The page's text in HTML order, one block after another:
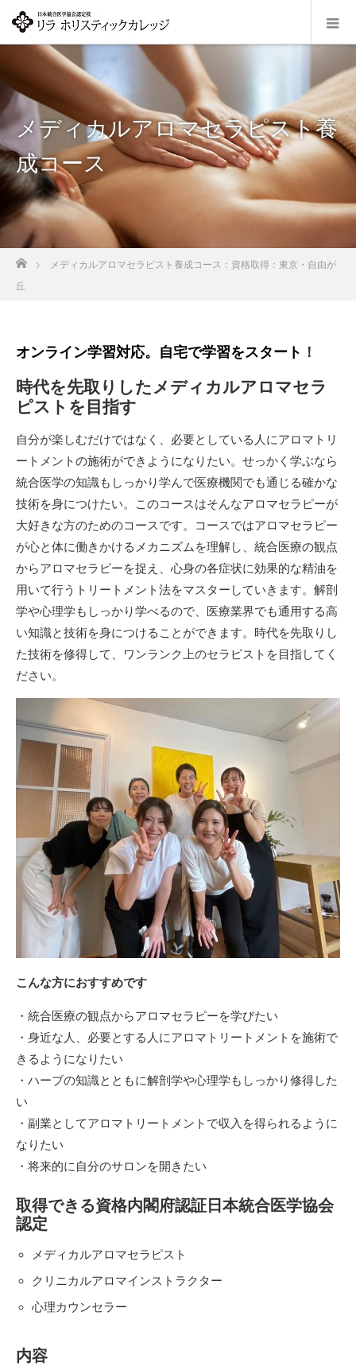
メディカルアロマセラピスト養
成コース
メディカルアロマセラピスト養成コース：資格取得：東京・自由が
丘
オンライン学習対応。自宅で学習をスタート ！
時代を先取りしたメディカルアロマセラ
ピストを目指す
自分が楽しむだけではなく、必要としている人にアロマトリ
ートメントの施術ができようになりたい。せっかく学ぶなら
統合医学の知識もしっかり学んで医療機関でも通じる確かな
技術を身につけたい。このコースはそんなアロマセラピーが
大好きな方のためのコースです。コースではアロマセラピー
が心と体に働きかけるメカニズムを理解し、統合医療の観点
からアロマセラピーを捉え、心身の各症状に効果的な精油を
用いて行うトリートメント法をマスターしていきます。解剖
学や心理学もしっかり学べるので、医療業界でも通用する高
い知識と技術を身につけることができます。時代を先取りし
た技術を修得して、ワンランク上のセラピストを目指してく
ださい。
こんな方におすすめです
・統合医療の観点からアロマセラピーを学びたい
・身近な人、必要とする人にアロマトリートメントを施術で
きるようになりたい
・ハーブの知識とともに解剖学や心理学もしっかり修得した
い
・副業としてアロマトリートメントで収入を得られるように
なりたい
・将来的に自分のサロンを開きたい
取得できる資格内閣府認証日本統合医学協会
認定
メディカルアロマセラピスト
クリニカルアロマインストラクター
心理カウンセラー
内容